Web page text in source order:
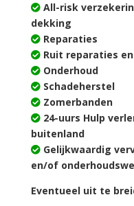
All-risk
dekking
Reparaties
Ruit reparaties
Onderhoud
Schadeherstel
Zomerbanden
24-uurs Hulp
buitenland
Gelijkwaardig
en/of
Eventueel uit te